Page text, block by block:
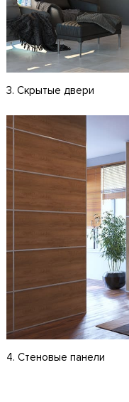
3. Скрытые двери
4. Стеновые панели